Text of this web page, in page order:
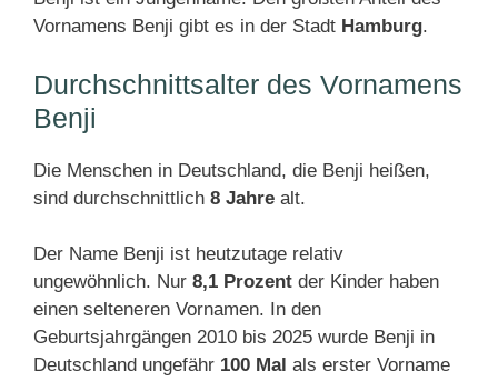
Vornamens Benji gibt es in der Stadt Hamburg.
Durchschnittsalter des Vornamens
Benji
Die Menschen in Deutschland, die Benji heißen,
sind durchschnittlich 8 Jahre alt.
Der Name Benji ist heutzutage relativ
ungewöhnlich. Nur 8,1 Prozent der Kinder haben
einen selteneren Vornamen. In den
Geburtsjahrgängen 2010 bis 2025 wurde Benji in
Deutschland ungefähr 100 Mal als erster Vorname